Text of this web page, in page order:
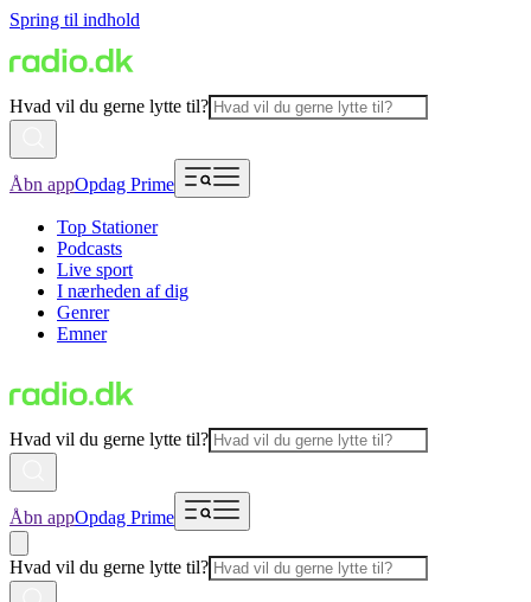
Spring til indhold
Hvad vil du gerne lytte til?
Åbn appOpdag Prime
Top Stationer
Podcasts
Live sport
I nærheden af dig
Genrer
Emner
Hvad vil du gerne lytte til?
Åbn appOpdag Prime
Hvad vil du gerne lytte til?